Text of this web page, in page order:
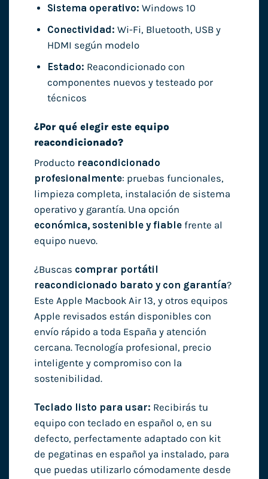
Sistema operativo: Windows 10
Conectividad: Wi-Fi, Bluetooth, USB y
HDMI según modelo
Estado: Reacondicionado con
componentes nuevos y testeado por
técnicos
¿Por qué elegir este equipo
reacondicionado?
Producto reacondicionado
profesionalmente: pruebas funcionales,
limpieza completa, instalación de sistema
operativo y garantía. Una opción
económica, sostenible y fiablefrente al
equipo nuevo.
¿Buscas comprar portátil
reacondicionado barato y con garantía?
Este Apple Macbook Air 13, y otros equipos
Apple revisados están disponibles con
envío rápido a toda España y atención
cercana. Tecnología profesional, precio
inteligente y compromiso con la
sostenibilidad.
Teclado listo para usar: Recibirás tu
equipo con teclado en español o, en su
defecto, perfectamente adaptado con kit
de pegatinas en español ya instalado, para
que puedas utilizarlo cómodamente desde